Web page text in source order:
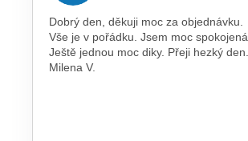
Dobrý den, děkuji moc za objednávku.
Vše je v pořádku. Jsem moc spokojená.
Ještě jednou moc diky. Přeji hezký den.
Milena V.